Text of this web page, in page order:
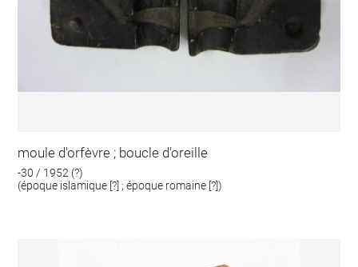
moule d'orfèvre ; boucle d'oreille
-30 / 1952 (?)
(époque islamique [?] ; époque romaine [?])